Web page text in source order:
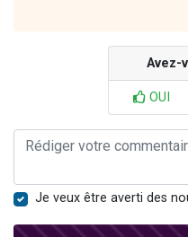
Avez-
OUI
Je veux être averti des